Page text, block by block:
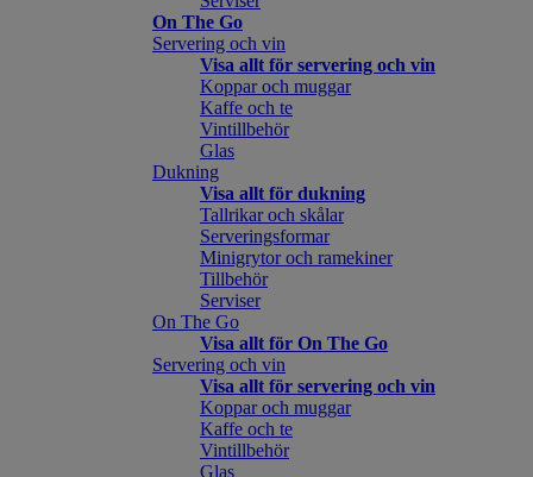
On The Go
Servering och vin
Visa allt för servering och vin
Koppar och muggar
Kaffe och te
Vintillbehör
Glas
Dukning
Visa allt för dukning
Tallrikar och skålar
Serveringsformar
Minigrytor och ramekiner
Tillbehör
Serviser
On The Go
Visa allt för On The Go
Servering och vin
Visa allt för servering och vin
Koppar och muggar
Kaffe och te
Vintillbehör
Glas